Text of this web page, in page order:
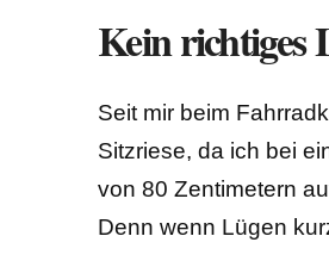
Kein richtiges
Seit mir beim
Sitzriese, da ich bei
von 80 Zentimetern
Denn wenn Lügen